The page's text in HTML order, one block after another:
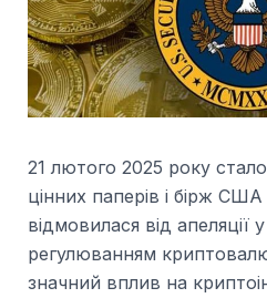
21 лютого 2025 року
цінних паперів і бірж
відмовилася від апеляції у
регулюванням
значний вплив на